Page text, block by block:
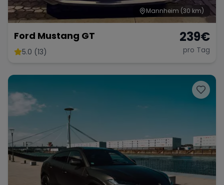
Mannheim (30 km)
Ford Mustang GT
5.0 (13)
239€
pro Tag